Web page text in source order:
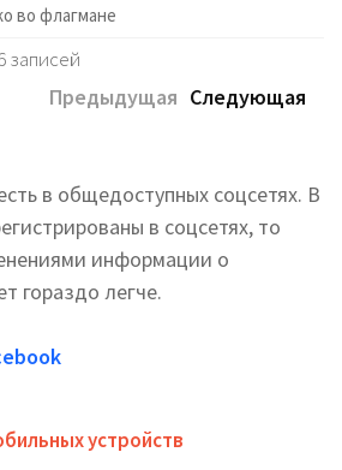
во флагмане
записей
Предыдущая Следующая
в общедоступных соцсетях. В
в соцсетях, то
информации о
гораздо легче.
устройств